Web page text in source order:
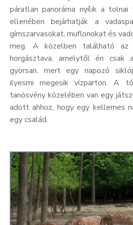
páratlan panoráma nyílik a tolnai
ellenében bejárhatják a
gímszarvasokat, muflonokat és
meg. A közelben található az
horgásztava, amelytől én csak
gyorsan, mert egy napozó
ilyesmi megesik vízparton. A
tanösvény közelében van egy
adott ahhoz, hogy egy kellemes
egy család.